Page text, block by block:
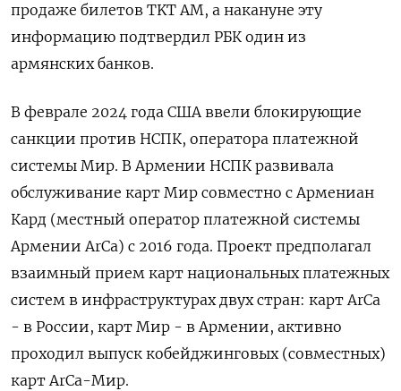
продаже билетов TKT AM, а накануне эту
информацию подтвердил РБК один из
армянских банков.
В феврале 2024 года США ввели блокирующие
санкции против НСПК, оператора платежной
системы Мир. В Армении НСПК развивала
обслуживание карт Мир совместно с Армениан
Кард (местный оператор платежной системы
Армении ArCa) с 2016 года. Проект предполагал
взаимный прием карт национальных платежных
систем в инфраструктурах двух стран: карт ArCa
- в России, карт Мир - в Армении, активно
проходил выпуск кобейджинговых (совместных)
карт ArCa-Мир.